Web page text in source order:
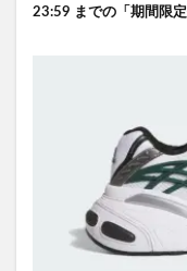
23:59 までの「期間限